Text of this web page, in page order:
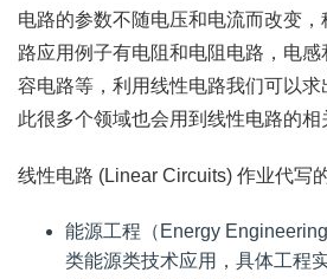
电路的参数不随电压和电流而改变
路应用例子有电阻和电阻电路，电
容电路等，利用线性电路我们可以求
此很多个领域也会用到线性电路的相
线性电路 (Linear Circuits) 作业代写
能源工程（Energy
类能源类技术应用，具体工程